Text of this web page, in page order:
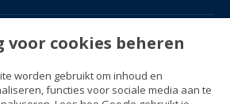
voor cookies beheren
worden gebruikt om inhoud en
functies voor sociale media aan te